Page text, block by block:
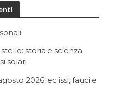
storia e scienza
solari
2026: eclissi, fauci e